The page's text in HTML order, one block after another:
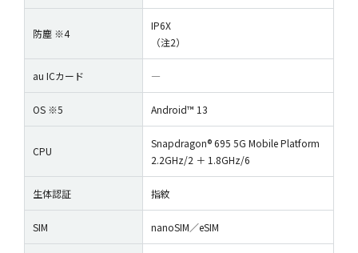
防塵 ※4
IP6X
（注2）
au ICカード ―
OS ※5 Android™ 13
CPU
Snapdragon® 695 5G Mobile Platform
2.2GHz/2 ＋ 1.8GHz/6
生体認証 指紋
SIM nanoSIM／eSIM